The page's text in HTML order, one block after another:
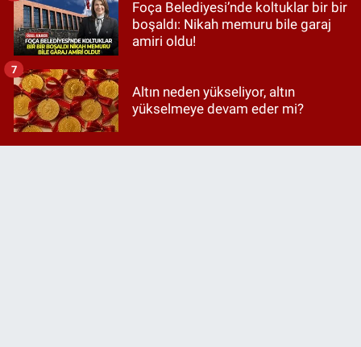
Foça Belediyesi’nde koltuklar bir bir
boşaldı: Nikah memuru bile garaj
amiri oldu!
Altın neden yükseliyor, altın
yükselmeye devam eder mi?
7